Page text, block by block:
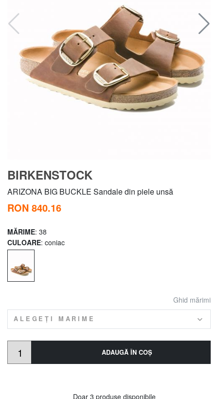
BIRKENSTOCK
ARIZONA BIG BUCKLE Sandale din piele unsă
RON 840.16
MĂRIME: 38
CULOARE: coniac
Ghid mărimi
ALEGEȚI MARIME
ADAUGĂ ÎN COŞ
Doar 3 produse disponibile